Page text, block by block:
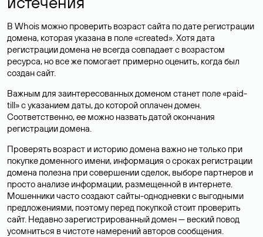
В Whois можно проверить возраст сайта по дате регистрации
домена, которая указана в поле «created». Хотя дата
регистрации домена не всегда совпадает с возрастом
ресурса, но все же помогает примерно оценить, когда был
создан сайт.
Важным для заинтересованных доменом станет поле «paid-
till» с указанием даты, до которой оплачен домен.
Соответственно, ее можно назвать датой окончания
регистрации домена.
Проверять возраст и историю домена важно не только при
покупке доменного имени, информация о сроках регистрации
домена полезна при совершении сделок, выборе партнеров и
просто анализе информации, размещенной в интернете.
Мошенники часто создают сайты-однодневки с выгодными
предложениями, поэтому перед покупкой стоит проверить
сайт. Недавно зарегистрированный домен — веский повод
усомниться в чистоте намерений авторов сообщения.